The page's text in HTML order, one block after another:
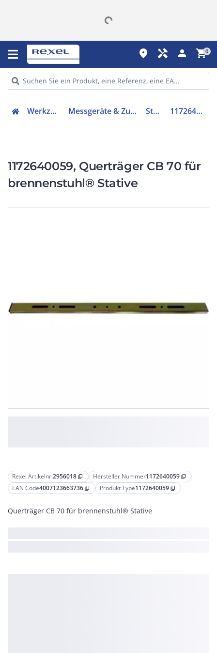
place handyman person shopping_cart0
Werkzeuge Messgeräte & Zubehör Stativ 1172640059
1172640059, Querträger CB 70 für
brennenstuhl® Stative
Rexel Artikelnr.2956018 content_copy Hersteller Nummer1172640059 content_copy
EAN Code4007123663736 content_copy Produkt Type1172640059 content_copy
Querträger CB 70 für brennenstuhl® Stative